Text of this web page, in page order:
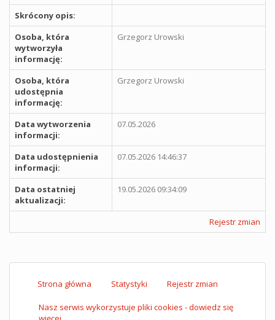
Skrócony opis:
Osoba, która
wytworzyła
informację:
Grzegorz Urowski
Osoba, która
udostępnia
informację:
Grzegorz Urowski
Data wytworzenia
informacji:
07.05.2026
Data udostępnienia
informacji:
07.05.2026 14:46:37
Data ostatniej
aktualizacji:
19.05.2026 09:34:09
Rejestr zmian
Strona główna Statystyki Rejestr zmian
Nasz serwis wykorzystuje pliki cookies - dowiedz się